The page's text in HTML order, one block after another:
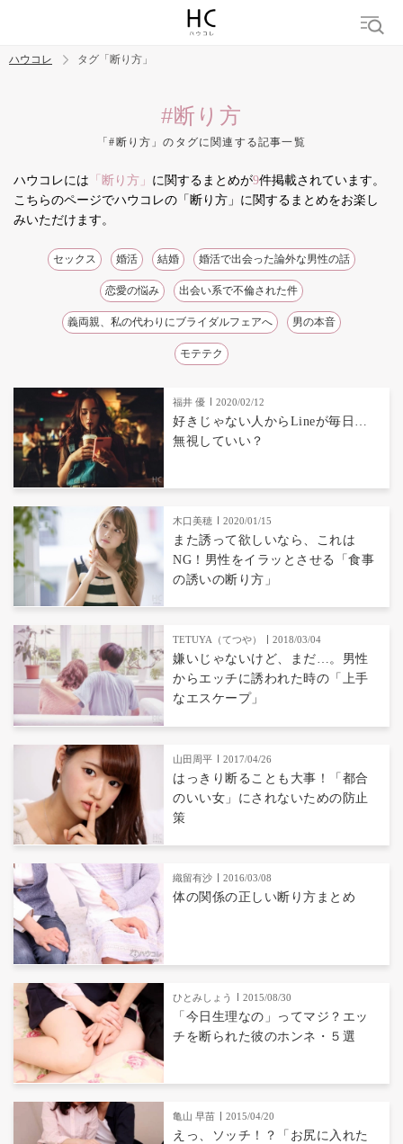
結婚 セックス カップル 男の本音 モテテク 婚活
ハウコレ タグ「断り方」
#断り方
「#断り方」のタグに関連する記事一覧
ハウコレには 「断り方」 に関するまとめが9件掲載されています。
こちらのページでハウコレの「断り方」に関するまとめをお楽し
みいただけます。
セックス 婚活 結婚 婚活で出会った論外な男性の話
恋愛の悩み 出会い系で不倫された件
義両親、私の代わりにブライダルフェアへ 男の本音
モテテク
福井 優 2020/02/12
好きじゃない人からLineが毎日…
無視していい？
木口美穂 2020/01/15
また誘って欲しいなら、これは
NG！男性をイラッとさせる「食事
の誘いの断り方」
TETUYA（てつや） 2018/03/04
嫌いじゃないけど、まだ…。男性
からエッチに誘われた時の「上手
なエスケープ」
山田周平 2017/04/26
はっきり断ることも大事！「都合
のいい女」にされないための防止
策
織留有沙 2016/03/08
体の関係の正しい断り方まとめ
ひとみしょう 2015/08/30
「今日生理なの」ってマジ？エッ
チを断られた彼のホンネ・５選
亀山 早苗 2015/04/20
えっ、ソッチ！？「お尻に入れた